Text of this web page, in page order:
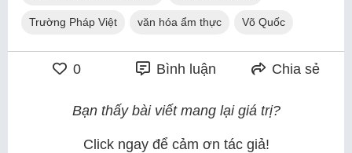
Trường Pháp Việt văn hóa ẩm thực Võ Quốc
0 Bình luận Chia sẻ
Bạn thấy bài viết mang lại giá trị?
Click ngay để cảm ơn tác giả!